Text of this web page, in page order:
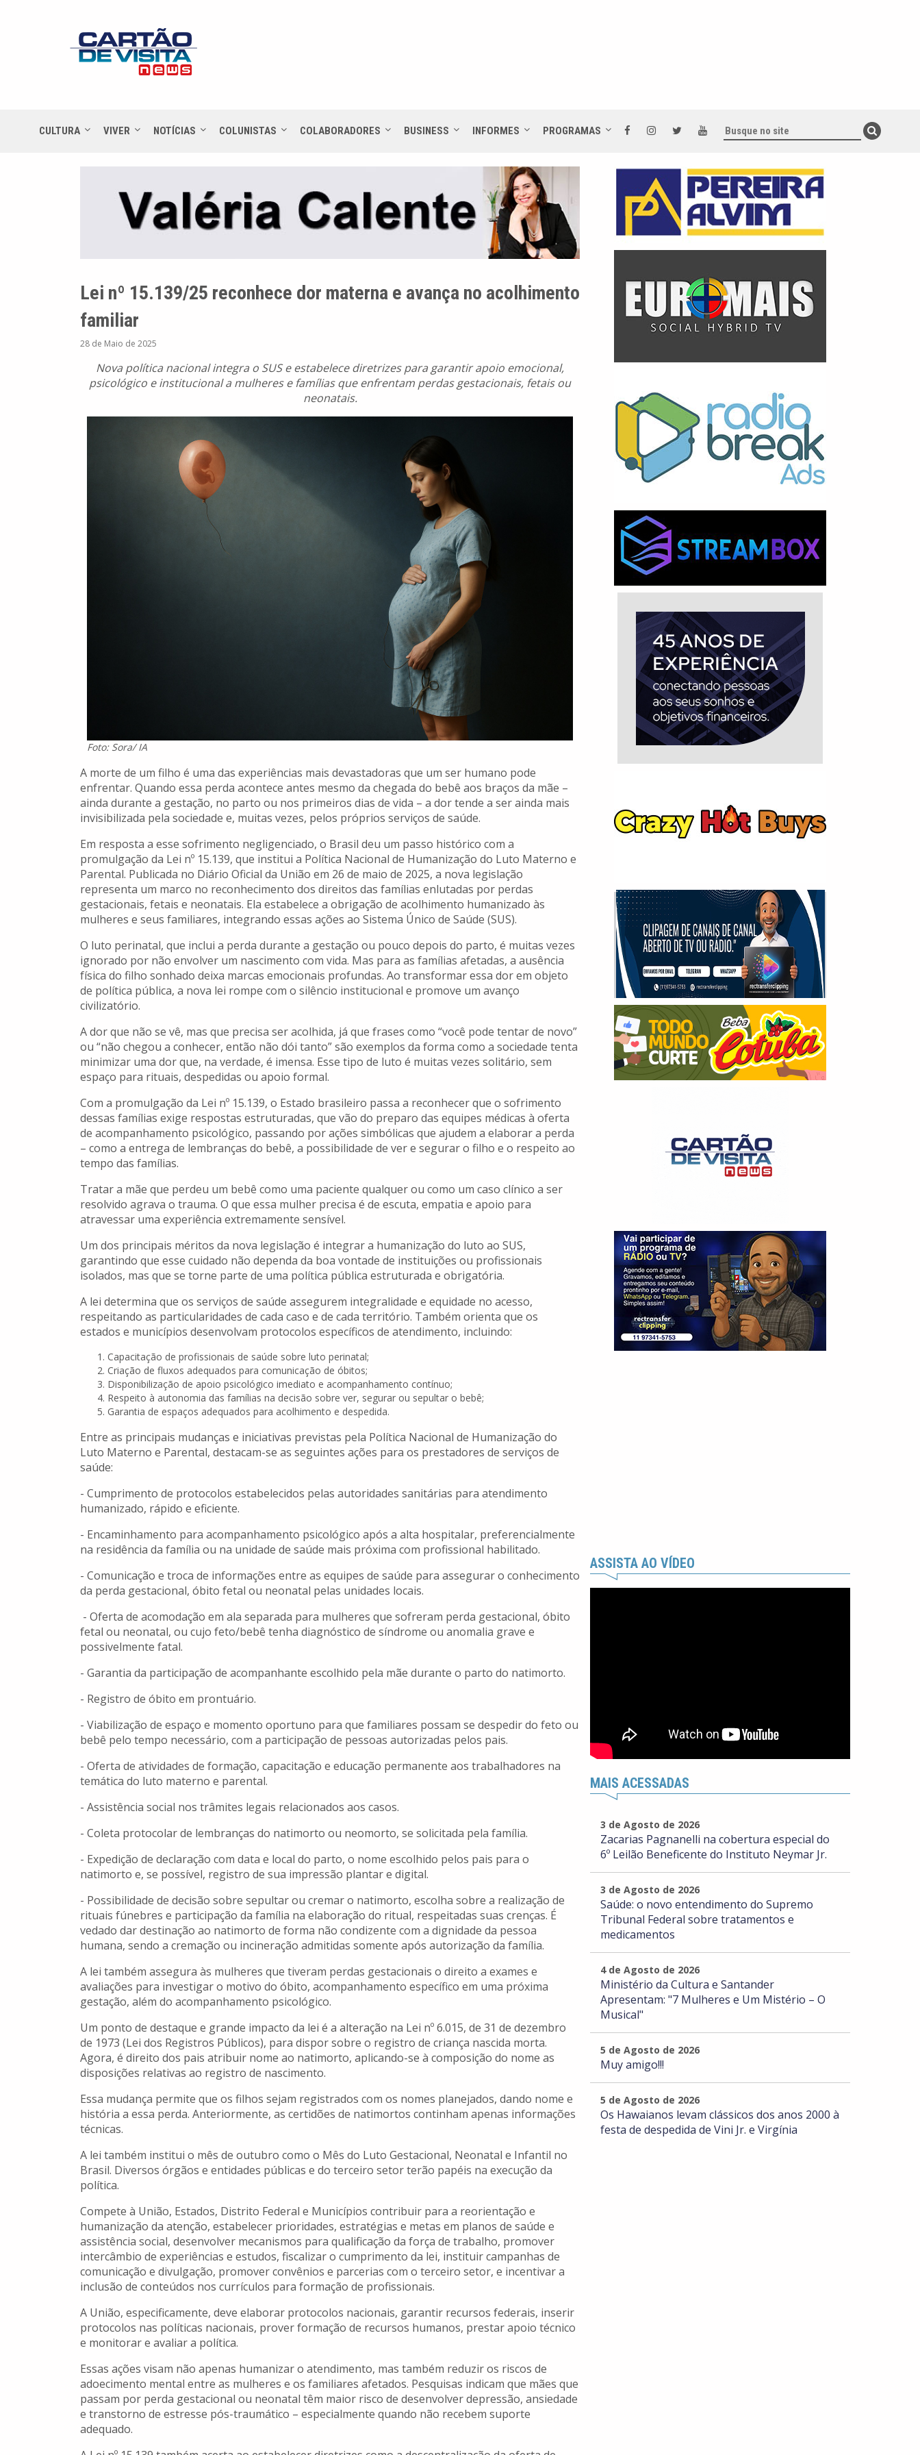
CULTURA VIVER NOTÍCIAS COLUNISTAS COLABORADORES BUSINESS INFORMES PROGRAMAS
Lei nº 15.139/25 reconhece dor materna e avança no acolhimento
familiar
28 de Maio de 2025
Nova política nacional integra o SUS e estabelece diretrizes para garantir apoio emocional,
psicológico e institucional a mulheres e famílias que enfrentam perdas gestacionais, fetais ou
neonatais.
Foto: Sora/ IA
A morte de um filho é uma das experiências mais devastadoras que um ser humano pode
enfrentar. Quando essa perda acontece antes mesmo da chegada do bebê aos braços da mãe –
ainda durante a gestação, no parto ou nos primeiros dias de vida – a dor tende a ser ainda mais
invisibilizada pela sociedade e, muitas vezes, pelos próprios serviços de saúde.
Em resposta a esse sofrimento negligenciado, o Brasil deu um passo histórico com a
promulgação da Lei nº 15.139, que institui a Política Nacional de Humanização do Luto Materno e
Parental. Publicada no Diário Oficial da União em 26 de maio de 2025, a nova legislação
representa um marco no reconhecimento dos direitos das famílias enlutadas por perdas
gestacionais, fetais e neonatais. Ela estabelece a obrigação de acolhimento humanizado às
mulheres e seus familiares, integrando essas ações ao Sistema Único de Saúde (SUS).
O luto perinatal, que inclui a perda durante a gestação ou pouco depois do parto, é muitas vezes
ignorado por não envolver um nascimento com vida. Mas para as famílias afetadas, a ausência
física do filho sonhado deixa marcas emocionais profundas. Ao transformar essa dor em objeto
de política pública, a nova lei rompe com o silêncio institucional e promove um avanço
civilizatório.
A dor que não se vê, mas que precisa ser acolhida, já que frases como “você pode tentar de novo”
ou “não chegou a conhecer, então não dói tanto” são exemplos da forma como a sociedade tenta
minimizar uma dor que, na verdade, é imensa. Esse tipo de luto é muitas vezes solitário, sem
espaço para rituais, despedidas ou apoio formal.
Com a promulgação da Lei nº 15.139, o Estado brasileiro passa a reconhecer que o sofrimento
dessas famílias exige respostas estruturadas, que vão do preparo das equipes médicas à oferta
de acompanhamento psicológico, passando por ações simbólicas que ajudem a elaborar a perda
– como a entrega de lembranças do bebê, a possibilidade de ver e segurar o filho e o respeito ao
tempo das famílias.
Tratar a mãe que perdeu um bebê como uma paciente qualquer ou como um caso clínico a ser
resolvido agrava o trauma. O que essa mulher precisa é de escuta, empatia e apoio para
atravessar uma experiência extremamente sensível.
Um dos principais méritos da nova legislação é integrar a humanização do luto ao SUS,
garantindo que esse cuidado não dependa da boa vontade de instituições ou profissionais
isolados, mas que se torne parte de uma política pública estruturada e obrigatória.
A lei determina que os serviços de saúde assegurem integralidade e equidade no acesso,
respeitando as particularidades de cada caso e de cada território. Também orienta que os
estados e municípios desenvolvam protocolos específicos de atendimento, incluindo:
Capacitação de profissionais de saúde sobre luto perinatal;
Criação de fluxos adequados para comunicação de óbitos;
Disponibilização de apoio psicológico imediato e acompanhamento contínuo;
Respeito à autonomia das famílias na decisão sobre ver, segurar ou sepultar o bebê;
Garantia de espaços adequados para acolhimento e despedida.
Entre as principais mudanças e iniciativas previstas pela Política Nacional de Humanização do
Luto Materno e Parental, destacam-se as seguintes ações para os prestadores de serviços de
saúde:
- Cumprimento de protocolos estabelecidos pelas autoridades sanitárias para atendimento
humanizado, rápido e eficiente.
- Encaminhamento para acompanhamento psicológico após a alta hospitalar, preferencialmente
na residência da família ou na unidade de saúde mais próxima com profissional habilitado.
- Comunicação e troca de informações entre as equipes de saúde para assegurar o conhecimento
da perda gestacional, óbito fetal ou neonatal pelas unidades locais.
- Oferta de acomodação em ala separada para mulheres que sofreram perda gestacional, óbito
fetal ou neonatal, ou cujo feto/bebê tenha diagnóstico de síndrome ou anomalia grave e
possivelmente fatal.
- Garantia da participação de acompanhante escolhido pela mãe durante o parto do natimorto.
- Registro de óbito em prontuário.
- Viabilização de espaço e momento oportuno para que familiares possam se despedir do feto ou
bebê pelo tempo necessário, com a participação de pessoas autorizadas pelos pais.
- Oferta de atividades de formação, capacitação e educação permanente aos trabalhadores na
temática do luto materno e parental.
- Assistência social nos trâmites legais relacionados aos casos.
- Coleta protocolar de lembranças do natimorto ou neomorto, se solicitada pela família.
- Expedição de declaração com data e local do parto, o nome escolhido pelos pais para o
natimorto e, se possível, registro de sua impressão plantar e digital.
- Possibilidade de decisão sobre sepultar ou cremar o natimorto, escolha sobre a realização de
rituais fúnebres e participação da família na elaboração do ritual, respeitadas suas crenças. É
vedado dar destinação ao natimorto de forma não condizente com a dignidade da pessoa
humana, sendo a cremação ou incineração admitidas somente após autorização da família.
A lei também assegura às mulheres que tiveram perdas gestacionais o direito a exames e
avaliações para investigar o motivo do óbito, acompanhamento específico em uma próxima
gestação, além do acompanhamento psicológico.
Um ponto de destaque e grande impacto da lei é a alteração na Lei nº 6.015, de 31 de dezembro
de 1973 (Lei dos Registros Públicos), para dispor sobre o registro de criança nascida morta.
Agora, é direito dos pais atribuir nome ao natimorto, aplicando-se à composição do nome as
disposições relativas ao registro de nascimento.
Essa mudança permite que os filhos sejam registrados com os nomes planejados, dando nome e
história a essa perda. Anteriormente, as certidões de natimortos continham apenas informações
técnicas.
A lei também institui o mês de outubro como o Mês do Luto Gestacional, Neonatal e Infantil no
Brasil. Diversos órgãos e entidades públicas e do terceiro setor terão papéis na execução da
política.
Compete à União, Estados, Distrito Federal e Municípios contribuir para a reorientação e
humanização da atenção, estabelecer prioridades, estratégias e metas em planos de saúde e
assistência social, desenvolver mecanismos para qualificação da força de trabalho, promover
intercâmbio de experiências e estudos, fiscalizar o cumprimento da lei, instituir campanhas de
comunicação e divulgação, promover convênios e parcerias com o terceiro setor, e incentivar a
inclusão de conteúdos nos currículos para formação de profissionais.
A União, especificamente, deve elaborar protocolos nacionais, garantir recursos federais, inserir
protocolos nas políticas nacionais, prover formação de recursos humanos, prestar apoio técnico
e monitorar e avaliar a política.
Essas ações visam não apenas humanizar o atendimento, mas também reduzir os riscos de
adoecimento mental entre as mulheres e os familiares afetados. Pesquisas indicam que mães que
passam por perda gestacional ou neonatal têm maior risco de desenvolver depressão, ansiedade
e transtorno de estresse pós-traumático – especialmente quando não recebem suporte
adequado.
ASSISTA AO VÍDEO
MAIS ACESSADAS
3 de Agosto de 2026
Zacarias Pagnanelli na cobertura especial do
6º Leilão Beneficente do Instituto Neymar Jr.
3 de Agosto de 2026
Saúde: o novo entendimento do Supremo
Tribunal Federal sobre tratamentos e
medicamentos
4 de Agosto de 2026
Ministério da Cultura e Santander
Apresentam: "7 Mulheres e Um Mistério – O
Musical"
5 de Agosto de 2026
Muy amigo!!!
5 de Agosto de 2026
Os Hawaianos levam clássicos dos anos 2000 à
festa de despedida de Vini Jr. e Virgínia